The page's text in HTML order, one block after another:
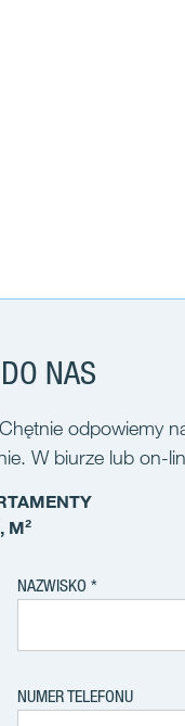
NAS
odpowiemy
W biurze lub on-
M²
NAZWISKO
NUMER TELEFONU